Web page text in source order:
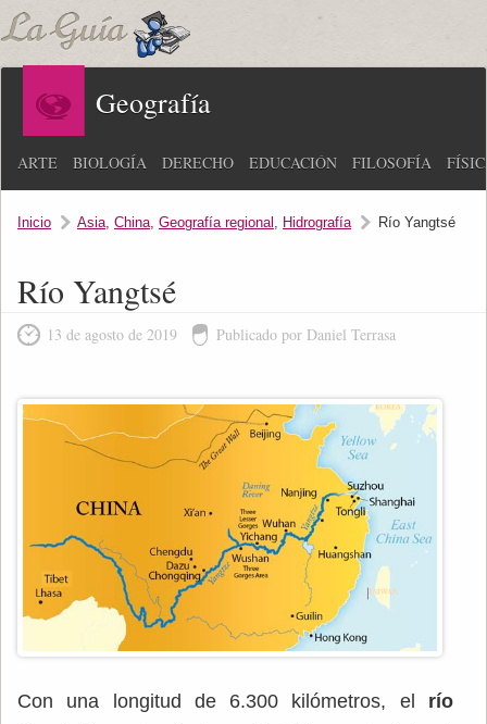
Geografía
ARTE BIOLOGÍA DERECHO EDUCACIÓN FILOSOFÍA
Inicio Asia, China, Geografía regional , Hidrografía Río Yangtsé
Río Yangtsé
13 de agosto de 2019 Publicado por Daniel Terrasa
Con una longitud de 6.300 kilómetros, el río